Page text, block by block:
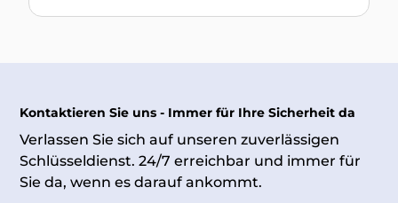
Kontaktieren Sie uns - Immer für Ihre Sicherheit da
Verlassen Sie sich auf unseren zuverlässigen
Schlüsseldienst. 24/7 erreichbar und immer für
Sie da, wenn es darauf ankommt.